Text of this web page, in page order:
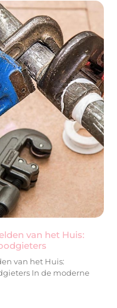
van het Huis:
van het Huis:
In de moderne